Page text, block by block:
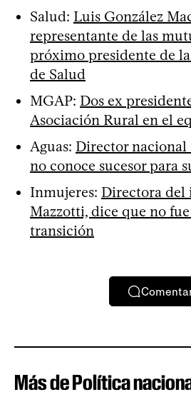
Salud: Luis González
representante de las
próximo presidente de
de Salud
MGAP: Dos ex
Asociación Rural en el
Aguas: Director nacional
no conoce sucesor para
Inmujeres: Directora del
Mazzotti, dice que no
transición
Más de Política